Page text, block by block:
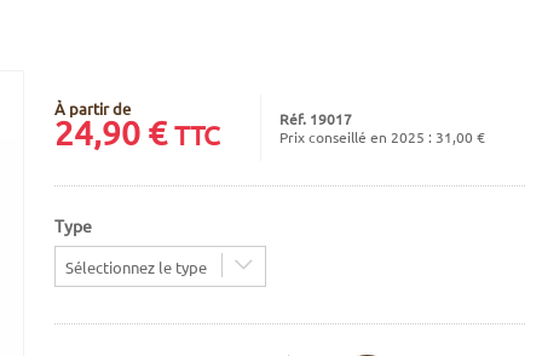
À partir de
24,90€ TTC
Réf. 19017
Prix conseillé en 2025 : 31,00 €
Type
Sélectionnez le type